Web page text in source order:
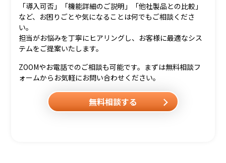
「導入可否」「機能詳細のご説明」「他社製品との比較」
など、お困りごとや気になることは何でもご相談くださ
い。
担当がお悩みを丁寧にヒアリングし、お客様に最適なシス
テムをご提案いたします。
ZOOMやお電話でのご相談も可能です。まずは無料相談フ
ォームからお気軽にお問い合わせください。
無料相談する